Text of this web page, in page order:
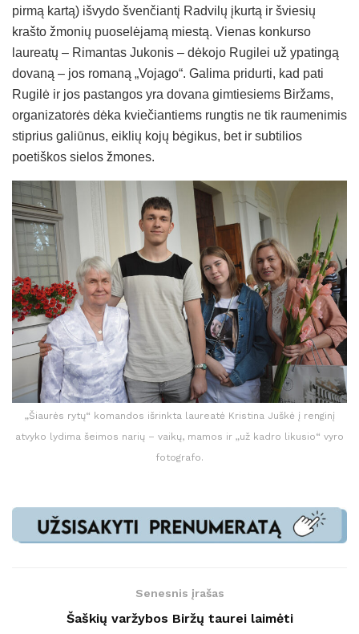
pirmą kartą) išvydo švenčiantį Radvilų įkurtą ir šviesių
krašto žmonių puoselėjamą miestą. Vienas konkurso
laureatų – Rimantas Jukonis – dėkojo Rugilei už ypatingą
dovaną – jos romaną „Vojago“. Galima pridurti, kad pati
Rugilė ir jos pastangos yra dovana gimtiesiems Biržams,
organizatorės dėka kviečiantiems rungtis ne tik raumenimis
stiprius galiūnus, eiklių kojų bėgikus, bet ir subtilios
poetiškos sielos žmones.
„Šiaurės rytų“ komandos išrinkta laureatė Kristina Juškė į renginį
atvyko lydima šeimos narių – vaikų, mamos ir „už kadro likusio“ vyro
fotografo.
Senesnis įrašas
Šaškių varžybos Biržų taurei laimėti